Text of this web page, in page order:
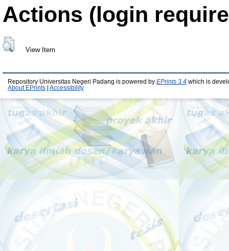
Actions (login
View Item
Repository Universitas Negeri Padang is powered by EPrints 3.4 which is
About EPrints
Accessibility